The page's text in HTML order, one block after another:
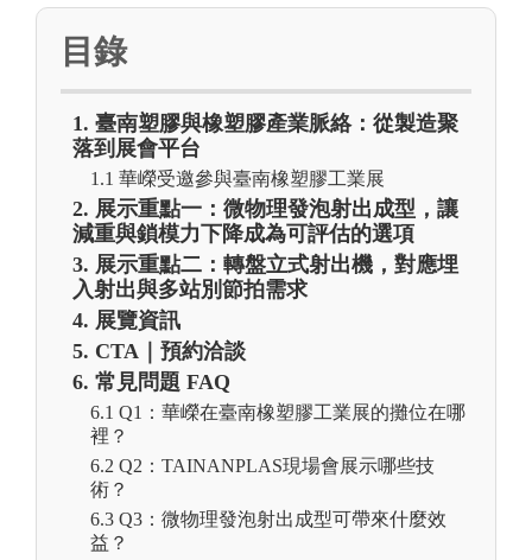
目錄
1. 臺南塑膠與橡塑膠產業脈絡：從製造聚
落到展會平台
1.1 華嶸受邀參與臺南橡塑膠工業展
2. 展示重點一：微物理發泡射出成型，讓
減重與鎖模力下降成為可評估的選項
3. 展示重點二：轉盤立式射出機，對應埋
入射出與多站別節拍需求
4. 展覽資訊
5. CTA｜預約洽談
6. 常見問題 FAQ
6.1 Q1：華嶸在臺南橡塑膠工業展的攤位在哪
裡？
6.2 Q2：TAINANPLAS現場會展示哪些技
術？
6.3 Q3：微物理發泡射出成型可帶來什麼效
益？